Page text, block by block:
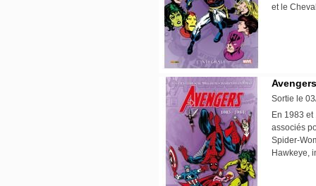
et le
Sortie le
En 1983
associés
Spider-
Hawkeye,